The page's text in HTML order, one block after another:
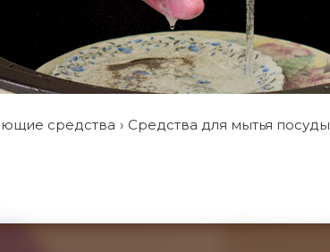
средства Средства для мытья посуды